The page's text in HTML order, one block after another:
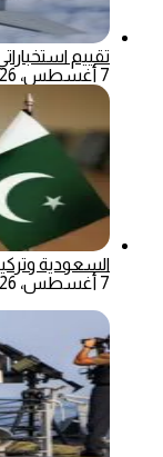
تقييم استخباراتي
7 أغسطس، 2026
السعودية
7 أغسطس، 2026